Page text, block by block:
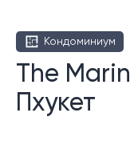
Кондоминиум
The
Пхукет